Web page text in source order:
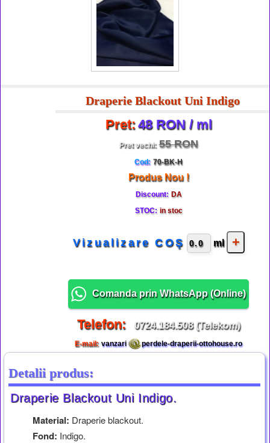
Draperie Blackout Uni Indigo
Pret:48 RON / ml
Pret vechi: 55 RON
Cod: 70-BK-H
Produs Nou !
Discount: DA
STOC: in stoc
Vizualizare COŞ ml
Comanda prin WhatsApp (Online)
Telefon: 0724.184.508 (Telekom)
E-mail: vanzari perdele-draperii-ottohouse.ro
Detalii produs:
Draperie Blackout Uni Indigo.
Material: Draperie blackout.
Fond: Indigo.